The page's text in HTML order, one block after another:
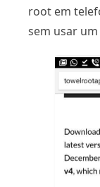
root em
sem usar